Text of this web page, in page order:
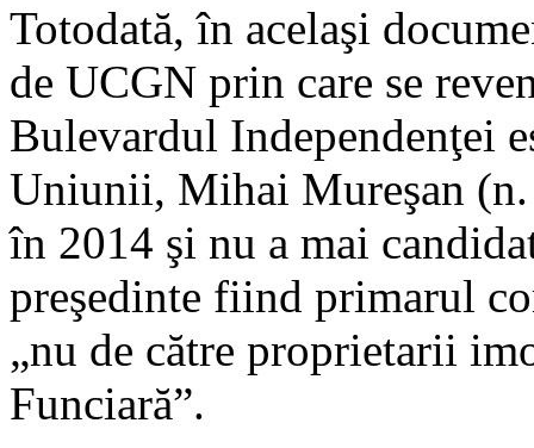
Totodată, în acelaşi
de UCGN prin care se
Bulevardul Independenţei
Uniunii, Mihai Mureşan (n.
în 2014 şi nu a mai
preşedinte fiind primarul
„nu de către proprietarii
Funciară”.